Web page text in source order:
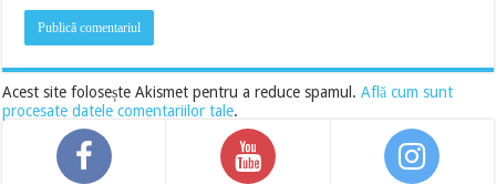
Acest site folosește Akismet pentru a reduce spamul.Află cum sunt
procesate datele comentariilor tale.